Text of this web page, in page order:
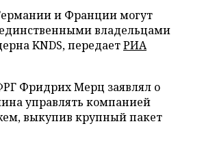
и Франции могут
владельцами
KNDS, передаетРИА
Фридрих Мерц заявлял о
управлять компанией
выкупив крупный пакет